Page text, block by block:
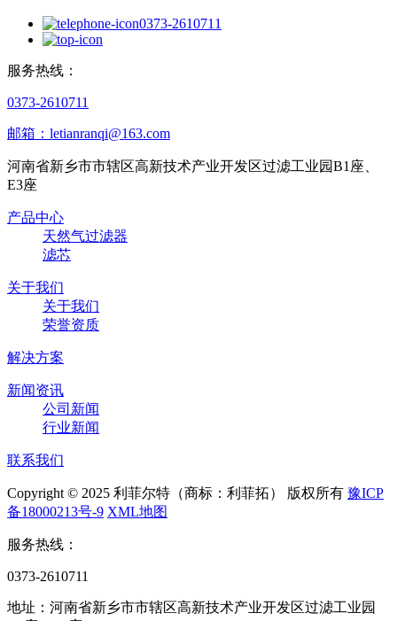
0373-2610711
服务热线：
0373-2610711
邮箱：letianranqi@163.com
河南省新乡市市辖区高新技术产业开发区过滤工业园B1座、
E3座
产品中心
天然气过滤器
滤芯
关于我们
关于我们
荣誉资质
解决方案
新闻资讯
公司新闻
行业新闻
联系我们
Copyright © 2025 利菲尔特（商标：利菲拓） 版权所有 豫ICP
备18000213号-9 XML地图
服务热线：
0373-2610711
地址：河南省新乡市市辖区高新技术产业开发区过滤工业园